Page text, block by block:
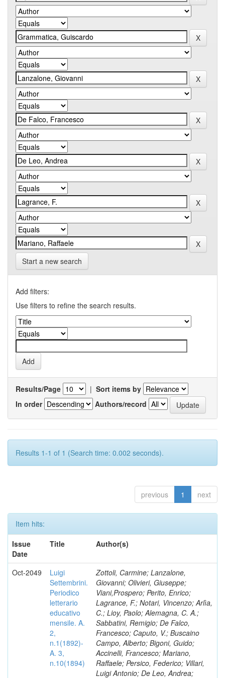
Start a new search
Add filters:
Use filters to refine the search results.
Results/Page | Sort items by
In order
Authors/record
Results 1-1 of 1 (Search time: 0.002 seconds).
previous 1 next
Item hits:
Issue
Date
Title Author(s)
Oct-2049
Luigi
Settembrini.
Periodico
letterario
educativo
mensile. A.
2,
n.1(1892)-
A. 3,
n.10(1894)
Zottoli, Carmine; Lanzalone,
Giovanni; Olivieri, Giuseppe;
Viani,Prospero; Perito, Enrico;
Lagrance, F.; Notari, Vincenzo; Arlìa,
C.; Lioy, Paolo; Alemagna, C. A.;
Sabbatini, Remigio; De Falco,
Francesco; Caputo, V.; Buscaino
Campo, Alberto; Bigoni, Guido;
Accinelli, Francesco; Mariano,
Raffaele; Persico, Federico; Villari,
Luigi Antonio; De Leo, Andrea;